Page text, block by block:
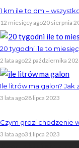
1 km ile to dm –
12 miesięcy ago20 sierpnia
20 tygodni ile to
2 lata ago22 października
Ile litrów ma galon? Jak
3 lata ago28 lipca 2023
Czym grozi chodzenie
3 lata ago31 lipca 2023